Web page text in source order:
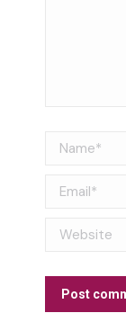
Name *
Email *
Website
Post